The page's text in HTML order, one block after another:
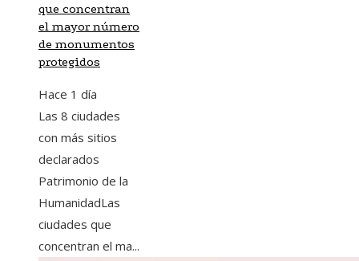
que concentran
el mayor número
de monumentos
protegidos
Hace 1 día
Las 8 ciudades
con más sitios
declarados
Patrimonio de la
HumanidadLas
ciudades que
concentran el ma...